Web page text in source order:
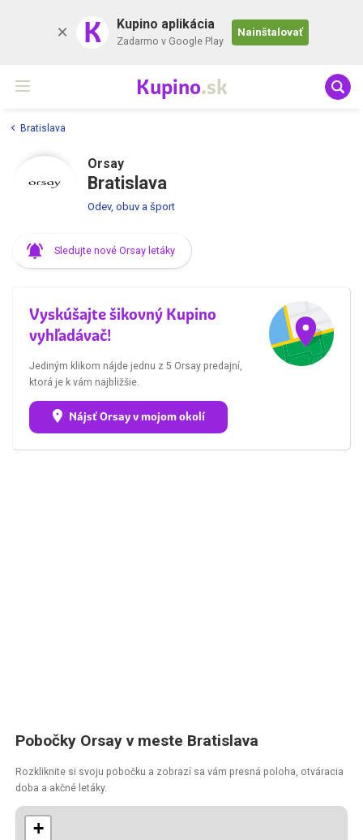
K Kupino aplikácia
Zadarmo v Google Play
Nainštalovať
Kupino.sk
Bratislava
Orsay
Bratislava
Odev, obuv a šport
Sledujte nové Orsay letáky
Vyskúšajte šikovný Kupino
vyhľadávač!
Jediným klikom nájde jednu z 5 Orsay predajní,
ktorá je k vám najbližšie.
Nájsť Orsay v mojom okolí
Pobočky Orsay v meste Bratislava
Rozkliknite si svoju pobočku a zobrazí sa vám presná poloha, otváracia
doba a akčné letáky.
+